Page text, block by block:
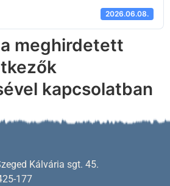
2026.06.08.
meghirdetett
kapcsolatban
Kálvária sgt. 45.
177